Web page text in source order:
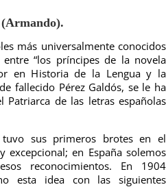
más universalmente conocidos
“los príncipes de la novela
en Historia de la Lengua y la
fallecido Pérez Galdós, se le ha
de las letras españolas
sus primeros brotes en el
excepcional; en España solemos
reconocimientos. En 1904
esta idea con las siguientes